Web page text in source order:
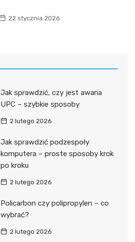
22 stycznia 2026
Jak sprawdzić, czy jest awaria
UPC – szybkie sposoby
2 lutego 2026
Jak sprawdzić podzespoły
komputera – proste sposoby krok
po kroku
2 lutego 2026
Policarbon czy polipropylen – co
wybrać?
2 lutego 2026